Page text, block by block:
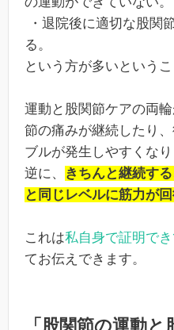
・退院後に適切な股関
る。
という方が多いというこ
運動と股関節ケアの両
節の痛みが継続したり
ブルが発生しやすくなり
逆に、
きちんと継続す
と同じレベルに筋力が
これは私自身で証明で
てお伝えできます。
「股関節の運動と